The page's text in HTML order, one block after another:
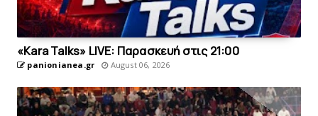
«Kara Talks» LIVE: Παρασκευή στις 21:00
panionianea.gr August 06, 2026